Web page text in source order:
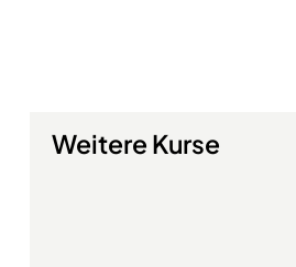
Weitere Kurse